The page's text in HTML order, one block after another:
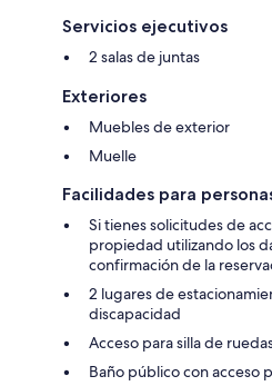
Servicios ejecutivos
2 salas de juntas
Exteriores
Muebles de exterior
Muelle
Facilidades para
Si tienes solicitudes de
propiedad utilizando los
confirmación de la
2 lugares de
discapacidad
Acceso para silla de
Baño público con acceso